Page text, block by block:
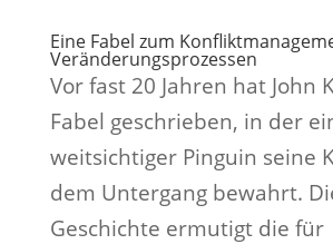
Eine Fabel zum
Veränderungsprozessen
Vor fast 20 Jahren hat John
Fabel geschrieben, in der
weitsichtiger Pinguin seine
dem Untergang bewahrt.
Geschichte ermutigt die für